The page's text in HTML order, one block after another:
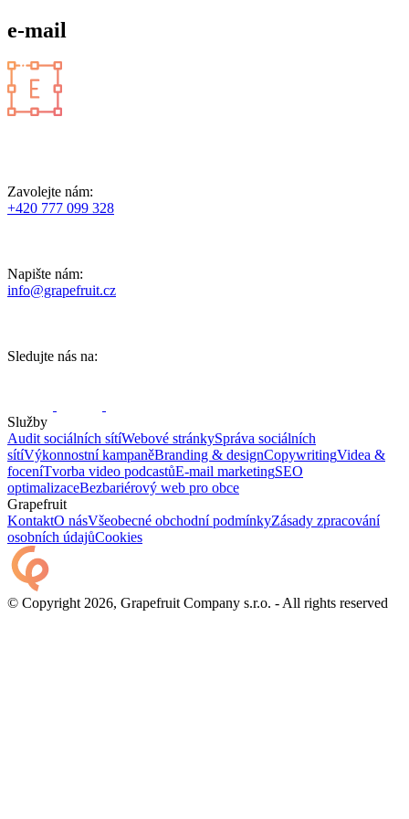
e-mail
Zavolejte nám:
+420 777 099 328
Napište nám:
info@grapefruit.cz
Sledujte nás na:
Služby
Audit sociálních sítíWebové stránkySpráva sociálních
sítíVýkonnostní kampaněBranding & designCopywritingVidea &
foceníTvorba video podcastůE-mail marketingSEO
optimalizaceBezbariérový web pro obce
Grapefruit
KontaktO násVšeobecné obchodní podmínkyZásady zpracování
osobních údajůCookies
© Copyright 2026, Grapefruit Company s.r.o. - All rights reserved